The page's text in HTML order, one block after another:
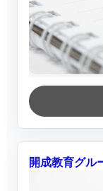
開成教育グ